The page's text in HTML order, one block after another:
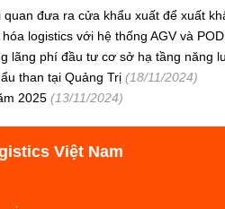
đưa ra cửa khẩu xuất để xuất
logistics với hệ thống AGV và
lãng phí đầu tư cơ sở hạ tầng năng
than tại Quảng Trị (18/11/2024)
2025 (13/11/2024)
Việt Nam